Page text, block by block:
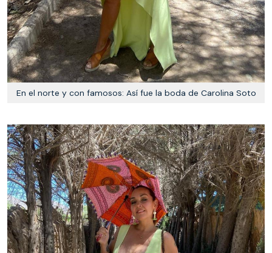
En el norte y con famosos: Así fue la boda de Carolina Soto